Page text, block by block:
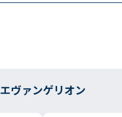
エヴァンゲリオン